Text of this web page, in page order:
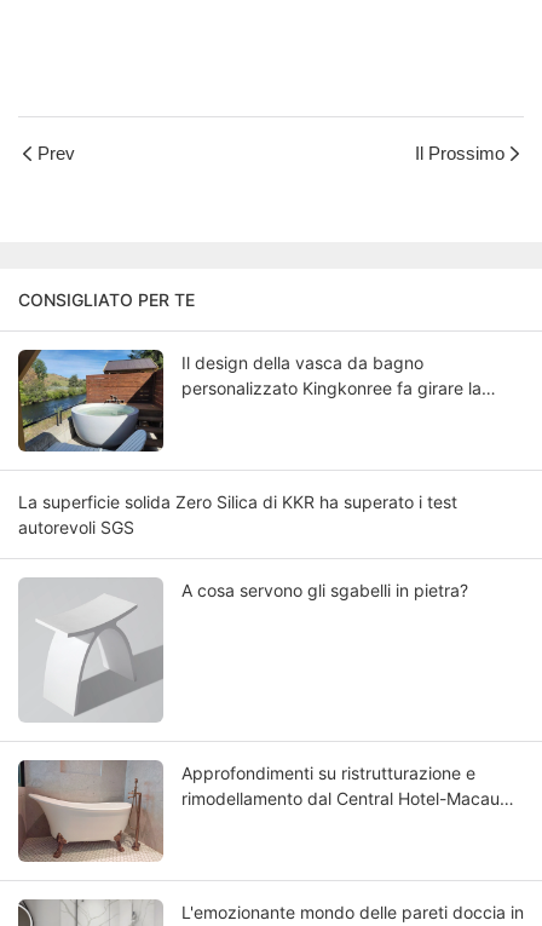
Prev Il Prossimo
CONSIGLIATO PER TE
Il design della vasca da bagno
personalizzato Kingkonree fa girare la
La superficie solida Zero Silica di KKR ha superato i test
autorevoli SGS
A cosa servono gli sgabelli in pietra?
Approfondimenti su ristrutturazione e
rimodellamento dal Central Hotel-Macau
L'emozionante mondo delle pareti doccia in